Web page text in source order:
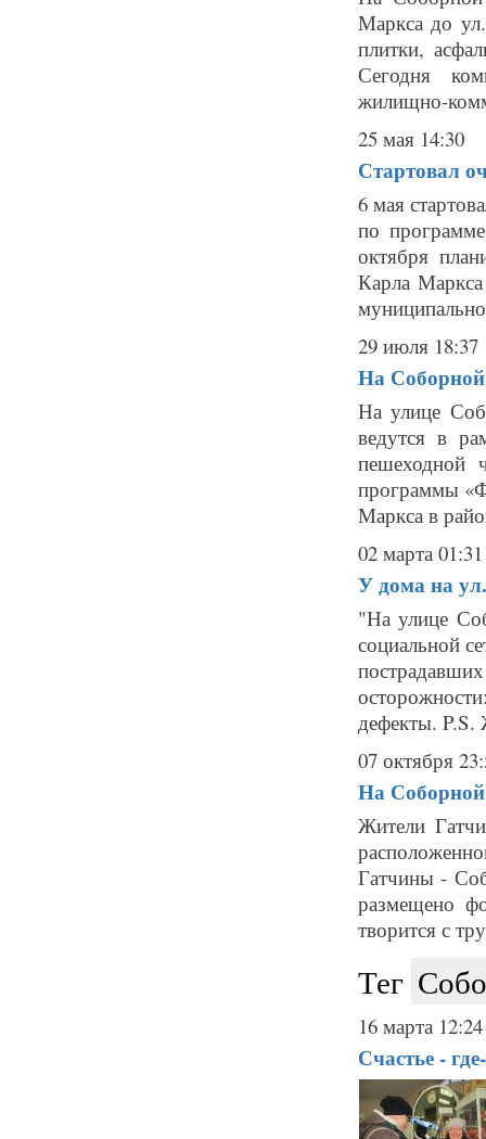
Маркса до ул.
плитки,
Сегодня
жилищно-
25 мая 14:30
Стартовал
6 мая
по
октября
Карла
29 июля 18:37
На
На улице
ведутся в
пешеходной
программы
Маркса в
02 марта 01:31
У дома на
"На улице
социальной
дефекты. P.S.
07 октября
На Соборной
Жители
Гатчины -
размещено
творится с
Тег
16 марта 12:24
Счастье -